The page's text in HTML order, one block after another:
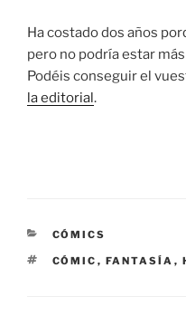
Ha costado dos años
pero no podría estar
Podéis conseguir el
la editorial.
CATEGORÍAS
CÓMICS
ETIQUETAS
CÓMIC , FANTASÍA ,